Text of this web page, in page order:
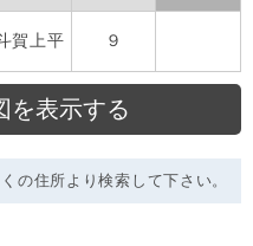
賀上平 ９
の住所より検索して下さい。